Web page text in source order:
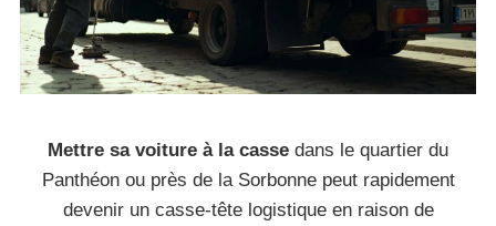
Mettre sa voiture à la casse dans le quartier du
Panthéon ou près de la Sorbonne peut rapidement
devenir un casse-tête logistique en raison de